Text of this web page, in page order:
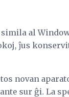
al
ĵus
novan
sur ĝi. La